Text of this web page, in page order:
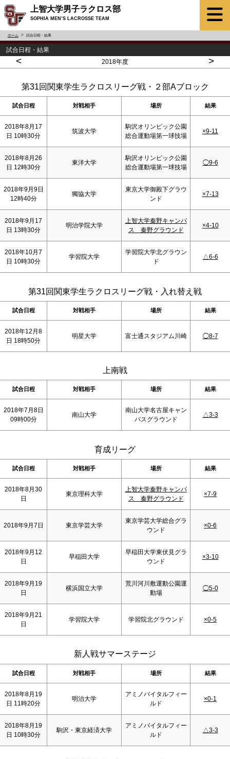
上智大学男子ラクロス部
SOPHIA MEN’S LACROSSE TEAM
ホーム 試合日程・結果
試合日程・結果
< 2018年度 >
第31回関東学生ラクロスリーグ戦・２部Aブロック
試合日程 対戦相手 場所 結果
2018年8月17
日 10時30分
筑波大学
駒沢オリンピック公園
総合運動場第一球技場
×9-11
2018年8月26
日 12時30分
東洋大学
駒沢オリンピック公園
総合運動場第一球技場
◯9-6
2018年9月9日
12時40分
獨協大学
東京大学御殿下グラウ
ンド
×7-13
2018年9月17
日 13時30分
明治学院大学
上智大学秦野キャンパ
ス 秦野グラウンド
×4-10
2018年10月7
日 10時30分
学習院大学
学習院大学北グラウン
ド
△6-6
第31回関東学生ラクロスリーグ戦・入れ替え戦
試合日程 対戦相手 場所 結果
2018年12月8
日 18時50分
明星大学 富士通スタジアム川崎 ◯8-7
上南戦
試合日程 対戦相手 場所 結果
2018年7月8日
09時00分
南山大学
南山大学名古屋キャン
パスグラウンド
△3-3
育成リーグ
試合日程 対戦相手 場所 結果
2018年8月30
日
東京理科大学
上智大学秦野キャンパ
ス 秦野グラウンド
×7-9
2018年9月7日 東京学芸大学
東京学芸大学総合グラ
ウンド
×0-6
2018年9月12
日
早稲田大学
早稲田大学東伏見グラ
ウンド
×3-10
2018年9月19
日
横浜国立大学
荒川河川敷運動公園運
動場
◯5-0
2018年9月21
日
学習院大学 学習院北グラウンド ×0-5
新人戦サマーステージ
試合日程 対戦相手 場所 結果
2018年8月19
日 11時20分
明治大学
アミノバイタルフィー
ルド
×0-1
2018年8月19
日 10時30分
駒沢・東京経済大学
アミノバイタルフィー
ルド
△3-3